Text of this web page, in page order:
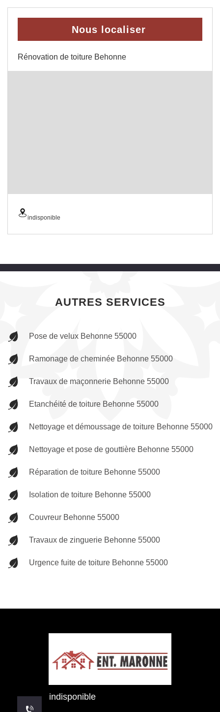
Nous localiser
Rénovation de toiture Behonne
indisponible
AUTRES SERVICES
Pose de velux Behonne 55000
Ramonage de cheminée Behonne 55000
Travaux de maçonnerie Behonne 55000
Etanchéité de toiture Behonne 55000
Nettoyage et démoussage de toiture Behonne 55000
Nettoyage et pose de gouttière Behonne 55000
Réparation de toiture Behonne 55000
Isolation de toiture Behonne 55000
Couvreur Behonne 55000
Travaux de zinguerie Behonne 55000
Urgence fuite de toiture Behonne 55000
indisponible